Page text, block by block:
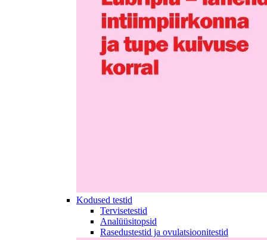
Kodused testid
Tervisetestid
Analüüsitopsid
Rasedustestid ja ovulatsioonitestid